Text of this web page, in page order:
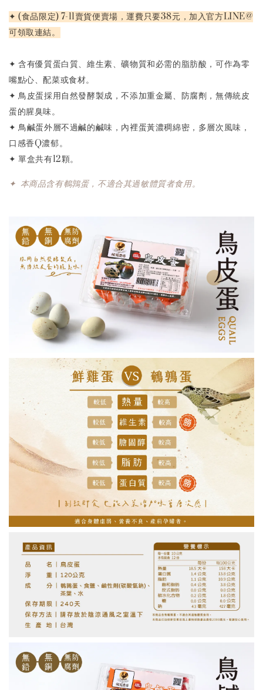
NT$ 199
NT$ 268
- +
加入購物車
【桂園滷蛋】加購$80
桂園滷蛋-4顆裝
NT$ 80
- +
加入購物車
【貨到付款】代收款專用
【如需貨到付款 務必選購】代收款專用
NT$ 30
- +
加入購物車
✦ (食品限定) 7-11賣貨便賣場，運費只要38元，加入官方LINE@
可領取連結。
✦ 含有優質蛋白質、維生素、礦物質和必需的脂肪酸，可作為零
嘴點心、配菜或食材。
✦ 鳥皮蛋採用自然發酵製成，不添加重金屬、防腐劑，無傳統皮
蛋的腥臭味。
✦ 鳥鹹蛋外層不過鹹的鹹味，內裡蛋黃濃稠綿密，多層次風味，
口感香Q濃郁。
✦ 單盒共有12顆。
✦ 本商品含有鵪鶉蛋，不適合其過敏體質者食用。